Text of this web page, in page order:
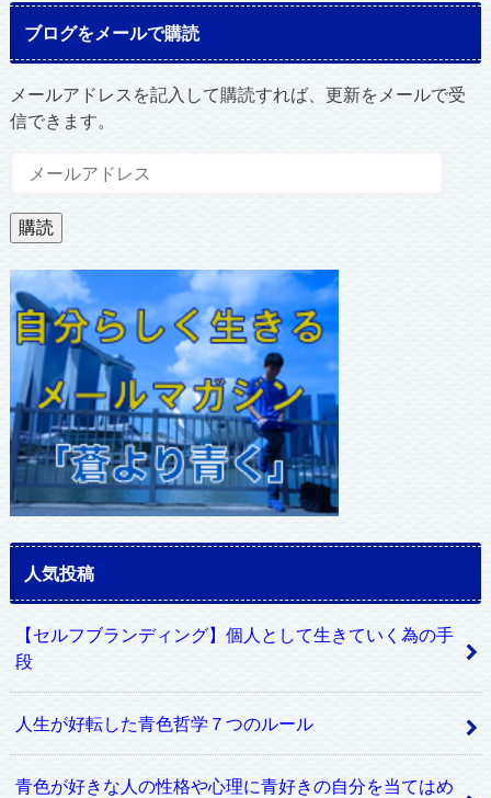
ブログをメールで購読
メールアドレスを記入して購読すれば、更新をメールで受
信できます。
ル
ア
ド
レ
ス
購読
人気投稿
【セルフブランディング】個人として生きていく為の手
段
人生が好転した青色哲学７つのルール
青色が好きな人の性格や心理に青好きの自分を当てはめ